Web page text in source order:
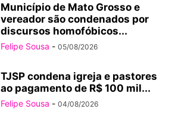
Município de Mato Grosso e
vereador são condenados por
discursos homofóbicos...
Felipe Sousa - 05/08/2026
TJSP condena igreja e pastores
ao pagamento de R$ 100 mil...
Felipe Sousa - 04/08/2026